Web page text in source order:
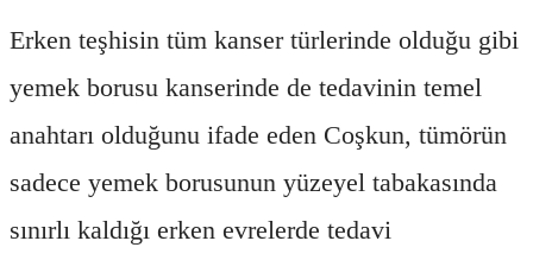
Erken teşhisin tüm kanser türlerinde olduğu gibi
yemek borusu kanserinde de tedavinin temel
anahtarı olduğunu ifade eden Coşkun, tümörün
sadece yemek borusunun yüzeyel tabakasında
sınırlı kaldığı erken evrelerde tedavi